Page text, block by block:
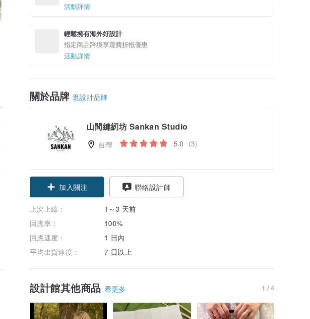
活動詳情
輕鬆擁有海外好設計
指定商品跨境享運費折抵優惠
活動詳情
關於品牌 逛設計品牌
山間縫紉坊 Sankan Studio
台灣 5.0 (3)
加入關注 聯絡設計師
上次上線：
1～3 天前
回應率：
100%
回應速度：
1 日內
平均出貨速度：
7 日以上
設計館其他商品 看更多 1 / 4